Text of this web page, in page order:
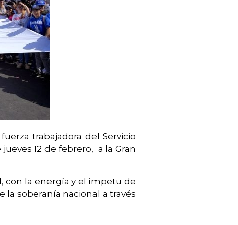
trabajadora del Servicio
12 de febrero, a la Gran
con la energía y el ímpetu de
soberanía nacional a través